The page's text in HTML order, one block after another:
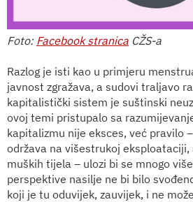
Foto: Facebook stranica CŽS-a
Razlog je isti kao u primjeru
javnost zgražava, a sudovi traljavo
kapitalistički sistem je suštinski
ovoj temi pristupalo sa
kapitalizmu nije eksces, već pravilo
održava na višestrukoj
muških tijela – ulozi bi se mnogo
perspektive nasilje ne bi bilo
koji je tu oduvijek, zauvijek, i ne